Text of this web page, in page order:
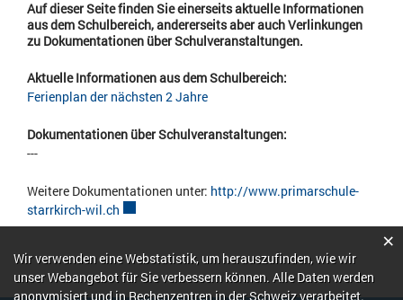
Auf dieser Seite finden Sie einerseits aktuelle Informationen
aus dem Schulbereich, andererseits aber auch Verlinkungen
zu Dokumentationen über Schulveranstaltungen.
Aktuelle Informationen aus dem Schulbereich:
Ferienplan der nächsten 2 Jahre
Dokumentationen über Schulveranstaltungen:
---
Weitere Dokumentationen unter: http://www.primarschule-
starrkirch-wil.ch Externer Link wird in einem neuen Fenster
Webstatistik
Wir verwenden eine Webstatistik, um herauszufinden, wie wir
unser Webangebot für Sie verbessern können. Alle Daten werden
anonymisiert und in Rechenzentren in der Schweiz verarbeitet.
×